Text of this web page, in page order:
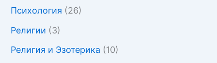
Психология (26)
Религии (3)
Религия и Эзотерика (10)